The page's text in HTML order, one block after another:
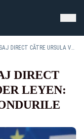
RAREȘ BOGDAN, MESAJ DIRECT CĂTRE URSULA VON DER LEYEN: NU VĂ ATINGEȚI DE FONDURILE PENTRU FERMIERI!
DIRECT
LEYEN: